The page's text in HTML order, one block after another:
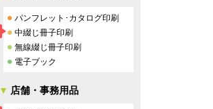
パンフレット･カタログ印刷
中綴じ冊子印刷
無線綴じ冊子印刷
電子ブック
店舗・事務用品